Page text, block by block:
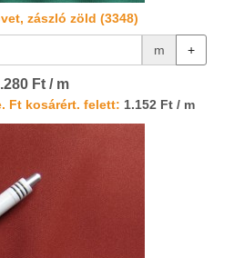
zászló zöld (3348)
m +
Ft / m
Ft kosárért. felett: 1.152 Ft / m